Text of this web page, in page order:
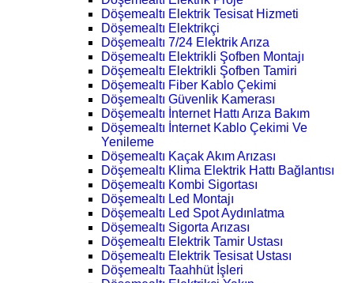
Döşemealtı Elektrik Tesisat Hizmeti
Döşemealtı Elektrikçi
Döşemealtı 7/24 Elektrik Arıza
Döşemealtı Elektrikli Şofben Montajı
Döşemealtı Elektrikli Şofben Tamiri
Döşemealtı Fiber Kablo Çekimi
Döşemealtı Güvenlik Kamerası
Döşemealtı İnternet Hattı Arıza Bakım
Döşemealtı İnternet Kablo Çekimi Ve
Yenileme
Döşemealtı Kaçak Akım Arızası
Döşemealtı Klima Elektrik Hattı Bağlantısı
Döşemealtı Kombi Sigortası
Döşemealtı Led Montajı
Döşemealtı Led Spot Aydınlatma
Döşemealtı Sigorta Arızası
Döşemealtı Elektrik Tamir Ustası
Döşemealtı Elektrik Tesisat Ustası
Döşemealtı Taahhüt İşleri